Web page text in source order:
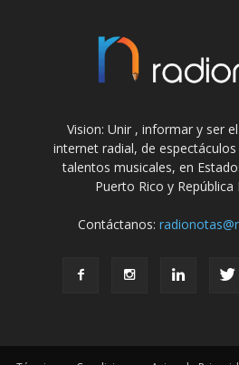
Vision: Unir , informar y ser
internet radial, de
talentos musicales, en
Puerto Rico y República
Contáctanos: